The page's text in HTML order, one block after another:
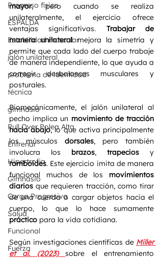
Progreso físico
ESPALDA
Estabilidad muscular
jalón unilateral
problema de identidad
técnica
gimnasio
Pull Over Polea Alta
Entrenar
Hipertrofia
Gimnasio
Carga Progresiva
Salud
Funcional
Fuerza
mayor, pero cuando se realiza
unilateralmente, el ejercicio ofrece
ventajas significativas. Trabajar de
manera unilateral mejora la simetría y
permite que cada lado del cuerpo trabaje
de manera independiente, lo que ayuda a
corregir desbalances musculares y
posturales.
Biomecánicamente, el jalón unilateral al
pecho implica un movimiento de tracción
hacia abajo, lo que activa principalmente
los músculos dorsales, pero también
involucra los brazos, trapecios
romboides. Este ejercicio imita de manera
funcional muchos de los movimientos
diarios que requieren tracción, como tirar
de una cuerda o cargar objetos hacia el
práctico para la vida cotidiana.
Según investigaciones científicas de Miller
et al. (2023)
sobre el entrenamiento